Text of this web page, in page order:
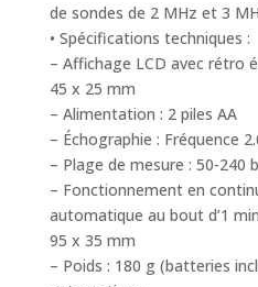
de sondes de 2 MHz et 3
• Spécifications techniques :
– Affichage LCD avec rétro
45 x 25 mm
– Alimentation : 2 piles AA
– Échographie : Fréquence
– Plage de mesure : 50-240
– Fonctionnement en
automatique au bout d’1
95 x 35 mm
– Poids : 180 g (batteries